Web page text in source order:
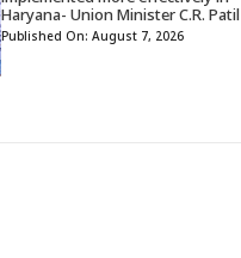
Haryana- Union Minister C.R. Patil
Published On: August 7, 2026